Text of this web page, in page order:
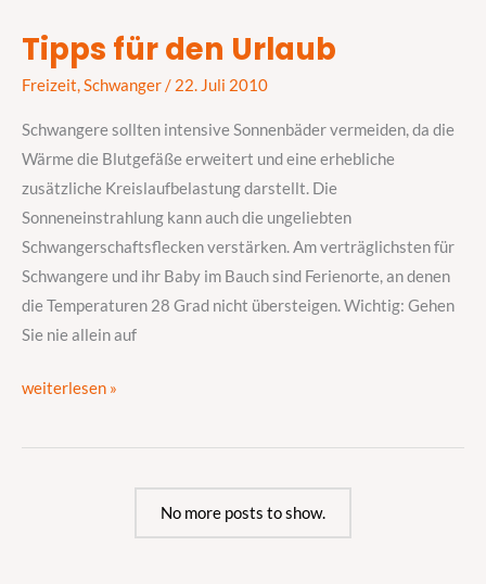
Tipps für den Urlaub
Freizeit,Schwanger/ 22. Juli 2010
Schwangere sollten intensive Sonnenbäder vermeiden, da die
Wärme die Blutgefäße erweitert und eine erhebliche
zusätzliche Kreislaufbelastung darstellt. Die
Sonneneinstrahlung kann auch die ungeliebten
Schwangerschaftsflecken verstärken. Am verträglichsten für
Schwangere und ihr Baby im Bauch sind Ferienorte, an denen
die Temperaturen 28 Grad nicht übersteigen. Wichtig: Gehen
Sie nie allein auf
Tipps
Urlaub
weiterlesen »
No more posts to show.